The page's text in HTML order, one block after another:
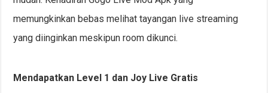
memungkinkan bebas melihat tayangan live streaming
yang diinginkan meskipun room dikunci.
Mendapatkan Level 1 dan Joy Live Gratis